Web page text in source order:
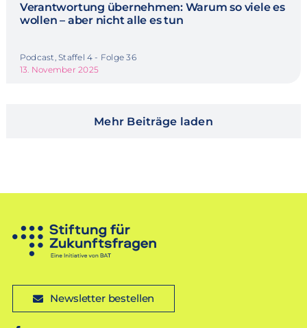
Verantwortung übernehmen: Warum so viele es
wollen – aber nicht alle es tun
Podcast, Staffel 4 - Folge 36
13. November 2025
Mehr Beiträge laden
Newsletter bestellen